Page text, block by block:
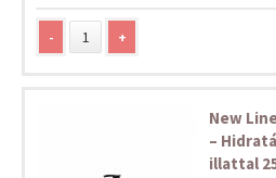
- +
New
–
illattal